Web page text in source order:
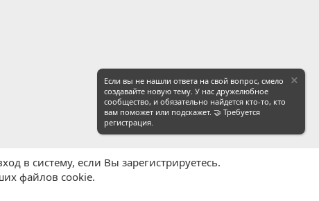
Если вы не нашли ответа на свой вопрос, смело
создавайте новую тему. У нас дружелюбное
сообщество, и обязательно найдется кто-то, кто
вам поможет или подскажет. 🤝 Требуется
регистрация.
в систему, если Вы зарегистрируетесь.
файлов cookie.